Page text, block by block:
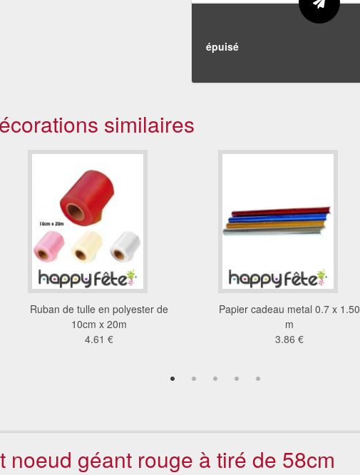
épuisé
similaires
Ruban de tulle en polyester de
10cm x 20m
4.61 €
Papier cadeau metal 0.7 x 1.50
m
3.86 €
noeud géant rouge à tiré de 58cm